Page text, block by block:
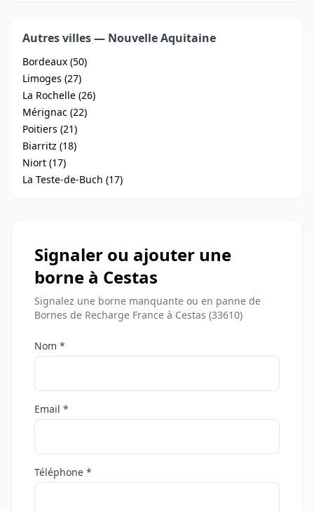
Autres villes — Nouvelle Aquitaine
Bordeaux (50)
Limoges (27)
La Rochelle (26)
Mérignac (22)
Poitiers (21)
Biarritz (18)
Niort (17)
La Teste-de-Buch (17)
Signaler ou ajouter une
borne à Cestas
Signalez une borne manquante ou en panne de
Bornes de Recharge France à Cestas (33610)
Nom *
Email *
Téléphone *